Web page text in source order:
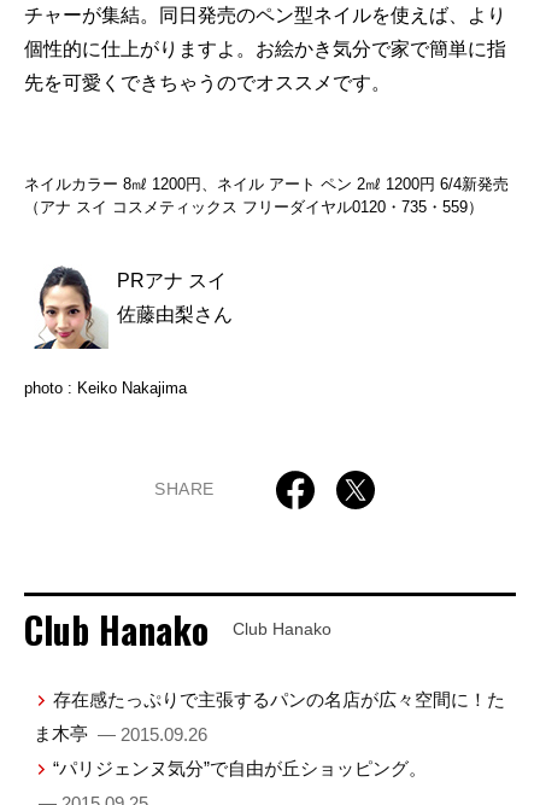
チャーが集結。同日発売のペン型ネイルを使えば、より
個性的に仕上がりますよ。お絵かき気分で家で簡単に指
先を可愛くできちゃうのでオススメです。
ネイルカラー 8㎖ 1200円、ネイル アート ペン 2㎖ 1200円 6/4新発売
（アナ スイ コスメティックス フリーダイヤル0120・735・559）
PRアナ スイ
佐藤由梨さん
photo : Keiko Nakajima
SHARE
Club Hanako Club Hanako
存在感たっぷりで主張するパンの名店が広々空間に！た
ま木亭 — 2015.09.26
“パリジェンヌ気分”で自由が丘ショッピング。